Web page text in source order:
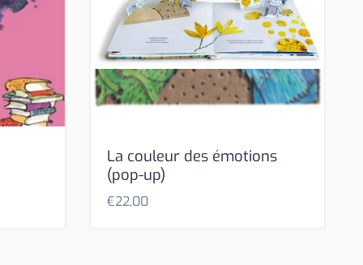
La couleur des émotions
(pop-up)
€22,00